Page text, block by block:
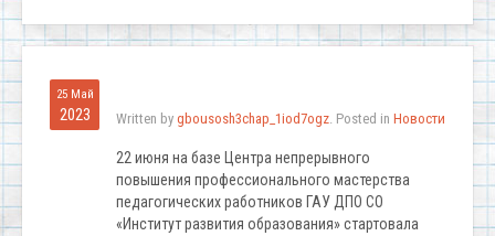
25 Май
2023 Written by gbousosh3chap_1iod7ogz. Posted in Новости
22 июня на базе Центра непрерывного
повышения профессионального мастерства
педагогических работников ГАУ ДПО СО
«Институт развития образования» стартовала